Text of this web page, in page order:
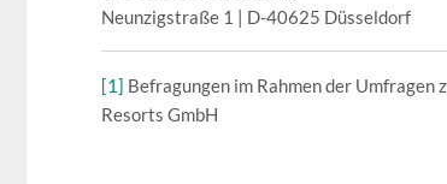
Neunzigstraße 1 | D-40625 Düsseldorf
[1] Befragungen im Rahmen der Umfragen
Resorts GmbH